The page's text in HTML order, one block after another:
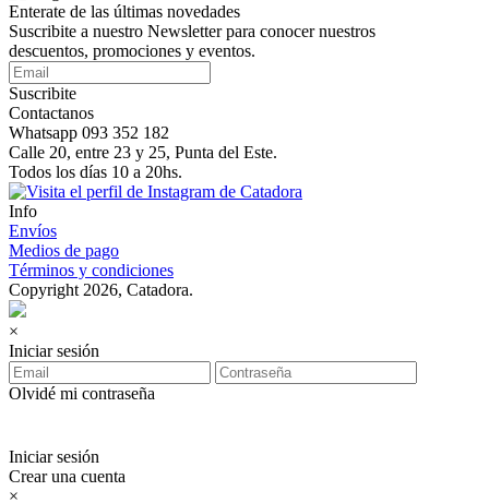
Enterate de las últimas novedades
Suscribite a nuestro Newsletter para conocer nuestros
descuentos, promociones y eventos.
Suscribite
Contactanos
Whatsapp 093 352 182
Calle 20, entre 23 y 25, Punta del Este.
Todos los días 10 a 20hs.
Info
Envíos
Medios de pago
Términos y condiciones
Copyright 2026, Catadora.
×
Iniciar sesión
Olvidé mi contraseña
Iniciar sesión
Crear una cuenta
×